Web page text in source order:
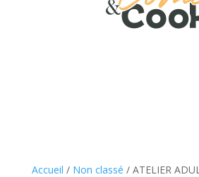
Accueil / Non classé / ATELIER